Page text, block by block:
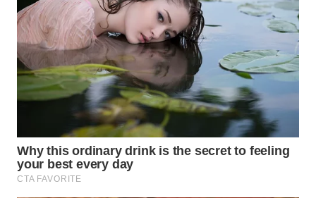
WN
PURWAKARTA
WN
PRIANGAN
WN
SEMARANG